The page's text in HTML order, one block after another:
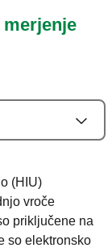
merjenje
(HIU)
vroče
priključene na
so elektronsko